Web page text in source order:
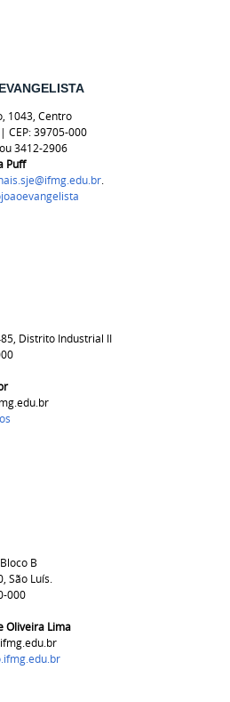
1043, Centro
CEP: 39705-000
3412-2906
Puff
.
Distrito Industrial II
B
São Luís.
000
Oliveira Lima